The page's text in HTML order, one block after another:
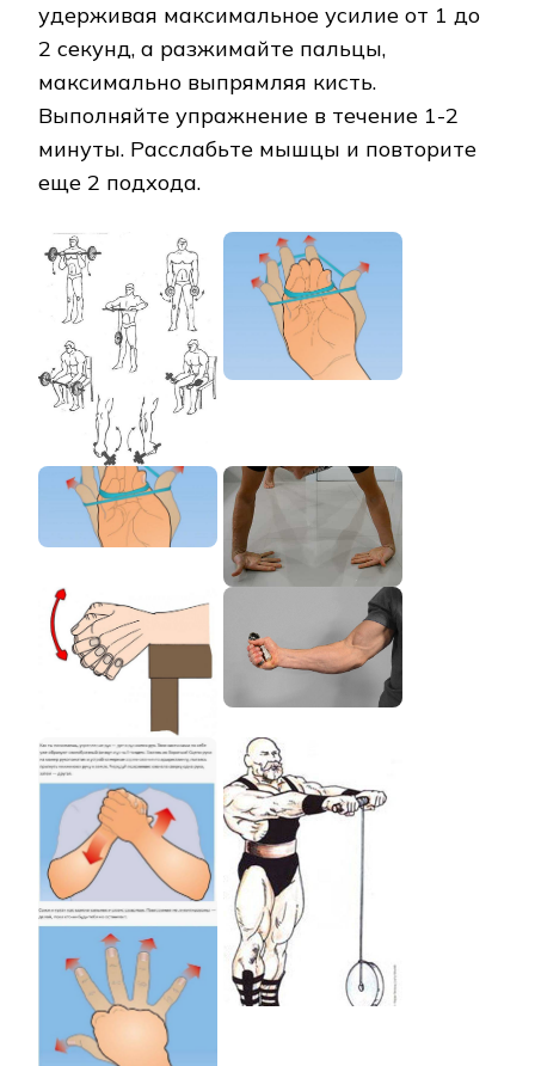
удерживая максимальное усилие от 1 до
2 секунд, а разжимайте пальцы,
максимально выпрямляя кисть.
Выполняйте упражнение в течение 1-2
минуты. Расслабьте мышцы и повторите
еще 2 подхода.